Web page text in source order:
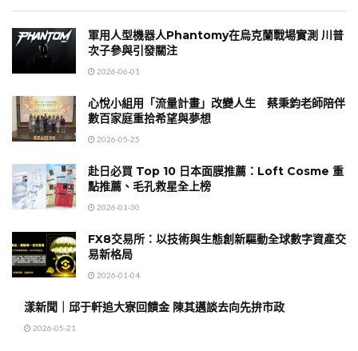
軍用人型機器人Phantomy在烏克蘭戰場實測 川普
次子參與引發關注
2026-06-01
心悅小組用「流量計畫」改變人生 蔡秉鈞老師陪伴
數百家庭重拾希望與夢想
2026-05-25
赴日必買 Top 10 日本面膜推薦：Loft Cosme 重
點推薦、毛孔救星全上榜
2026-01-30
FX8交易所：以技術與生態創新驅動全球數字資產交
易新格局
2026-01-04
漾新聞｜邱于軒追大寮回饋金 陳其邁談去向先拚市政
2026-05-21